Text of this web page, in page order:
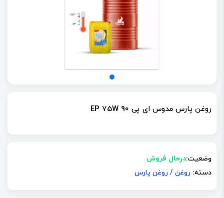
روغن پارس مدوس ای پی EP 75W 90
وضعیت:درحال فروش
دسته: روغن / روغن پارس